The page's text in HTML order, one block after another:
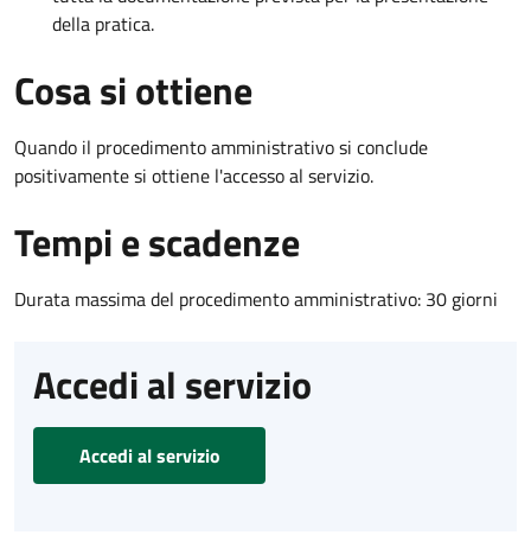
della pratica.
Cosa si ottiene
Quando il procedimento amministrativo si conclude
positivamente si ottiene l'accesso al servizio.
Tempi e scadenze
Durata massima del procedimento amministrativo: 30 giorni
Accedi al servizio
Accedi al servizio